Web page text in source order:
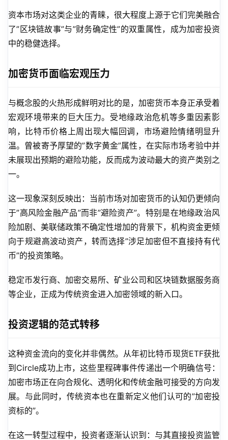
资本市场对这类企业的青睐，很大程度上源于它们完美融合
了”区块链故事”与”财务确定性”的双重属性，成为加密投资
中的稳健选择。
加密货币面临宏观压力
与概念股的火热形成鲜明对比的是，加密货币本身正承受着
宏观环境带来的巨大压力。受地缘政治危机等多重因素影
响，比特币价格上周出现大幅回调，市场避险情绪明显升
温。曾被寄予厚望的”数字黄金”属性，在实际市场考验中并
未展现出预期的避险功能，反而成为波动最大的资产类别之
一。
这一现象深刻反映出：当前市场对加密货币的认知仍更倾向
于”高风险金融产品”而非”避险资产”。特别是在地缘政治风
险加剧、美联储政策不确定性增加的背景下，机构资金更倾
向于规避高波动资产，转而选择”涉足加密但不直接持有代
币”的投资策略。
稳定币发行商、加密交易所、矿业公司和区块链数据服务商
等企业，正成为传统资金进入加密领域的新入口。
投资逻辑的范式转移
这种资金流向的变化并非偶然。从年初比特币现货ETF获批
到Circle成功上市，这些里程碑事件传递出一个明确信号：
加密市场正在向合规化、透明化和传统金融可接受的方向发
展。与此同时，传统资本也在重新定义他们认可的”加密投
资标的”。
在这一转型过程中，投资者逐渐认识到：与其直接投资监管